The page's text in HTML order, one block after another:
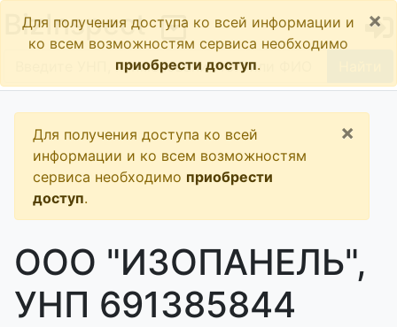
BizInspect
Для получения доступа ко всей информации и
ко всем возможностям сервиса необходимо
приобрести доступ.
×
Для получения доступа ко всей
информации и ко всем возможностям
сервиса необходимо приобрести
доступ.
×
ООО "ИЗОПАНЕЛЬ",
УНП 691385844